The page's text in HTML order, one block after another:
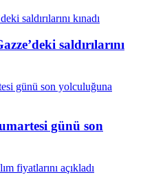
saldırılarını
günü son